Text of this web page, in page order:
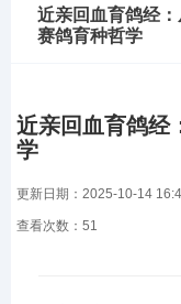
近亲回血育鸽经
赛鸽育种哲学
近亲回血育鸽经
学
更新日期：2025-10-14
查看次数： 51